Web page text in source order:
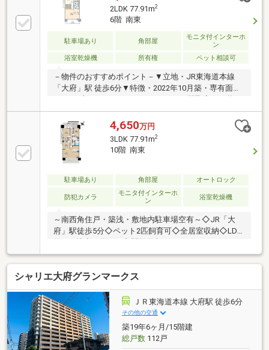
2LDK 77.91m2
6階 南東
駐車場あり 角部屋
モニタ付インターホ
ン
浴室乾燥機
所有権 ペット相談可
－物件のおすすめポイント－▼立地・JR東海道本線
「大府」駅 徒歩6分▼特徴・2022年10月築・専有面積
（別途費用要す）・主寝室は約8.5帖、収納力のある
WIC付・南東・北西の両面バルコニー・ペット飼育可
能(規約制限有)▼設備・食洗機・浴室乾燥機・オート
ロック・宅配ボックス▼周辺環境・大府郵便局 徒歩3
分(約170m)・ファミリーマート大府駅東口店 徒歩6分
━━━━━・・・物件の詳細・ご相談はお気軽にお問
い合わせください。
4,650万円
3LDK 77.91m2
10階 南東
駐車場あり 角部屋 オートロック
防犯カメラ
モニタ付インターホ
ン
浴室乾燥機
～南西角住戸・築浅・敷地内駐車場空有～◇JR「大
府」駅徒歩5分◇ペット2匹飼育可◇全居室収納◇LDK
シャリエ大府グランマークス
ＪＲ東海道本線 大府駅 徒歩6分
その他の交通
築19年6ヶ月/15階建
総戸数112戸